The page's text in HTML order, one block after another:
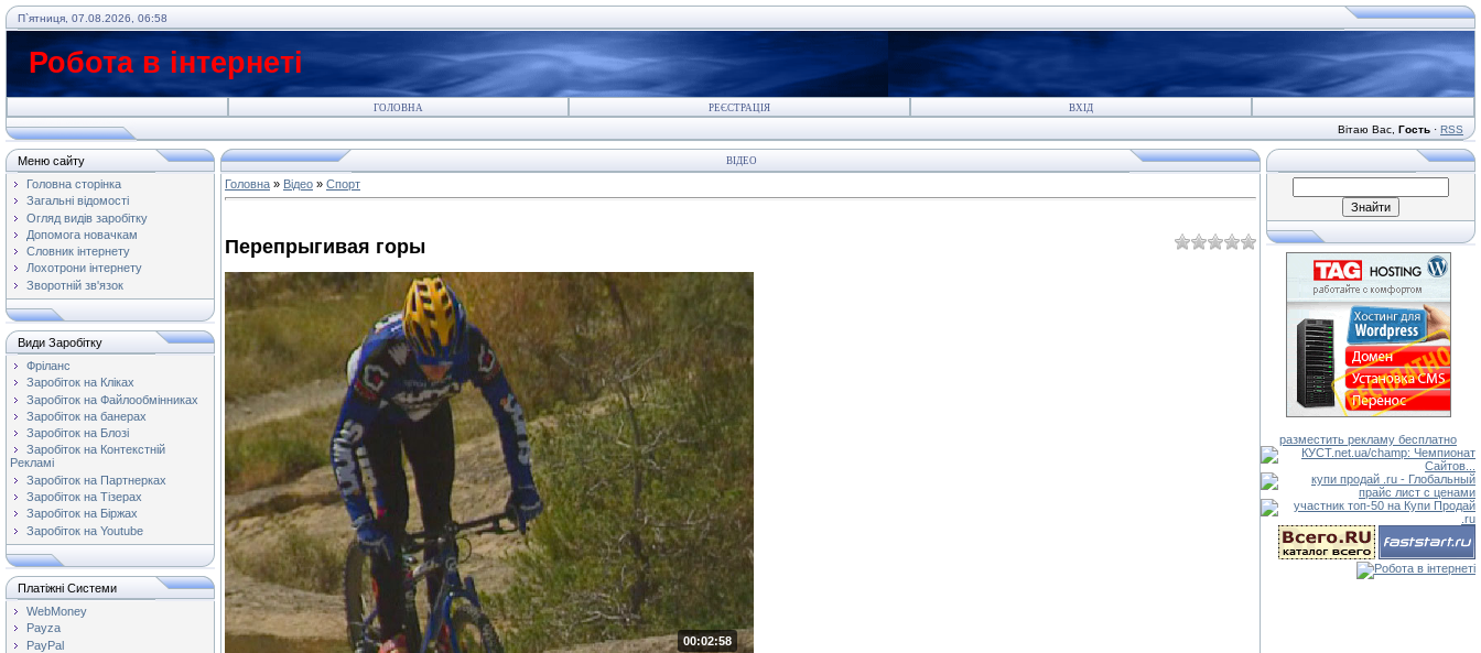
П`ятниця, 07.08.2026, 06:58
Робота в інтернеті
ГОЛОВНА РЕЄСТРАЦІЯ ВХІД
Вітаю Вас Гость · RSS
Меню сайту
Головна сторінка
Загальні відомості
Огляд видів заробітку
Допомога новачкам
Словник інтернету
Лохотрони інтернету
Зворотній зв'язок
Види Заробітку
Фріланс
Заробіток на Кліках
Заробіток на Файлообмінниках
Заробіток на банерах
Заробіток на Блозі
Заробіток на Контекстній
Рекламі
Заробіток на Партнерках
Заробіток на Тізерах
Заробіток на Біржах
Заробіток на Youtube
Платіжні Системи
WebMoney
Payza
PayPal
ВІДЕО
Головна » Відео » Спорт
Перепрыгивая горы
00:02:58
разместить рекламу бесплатно